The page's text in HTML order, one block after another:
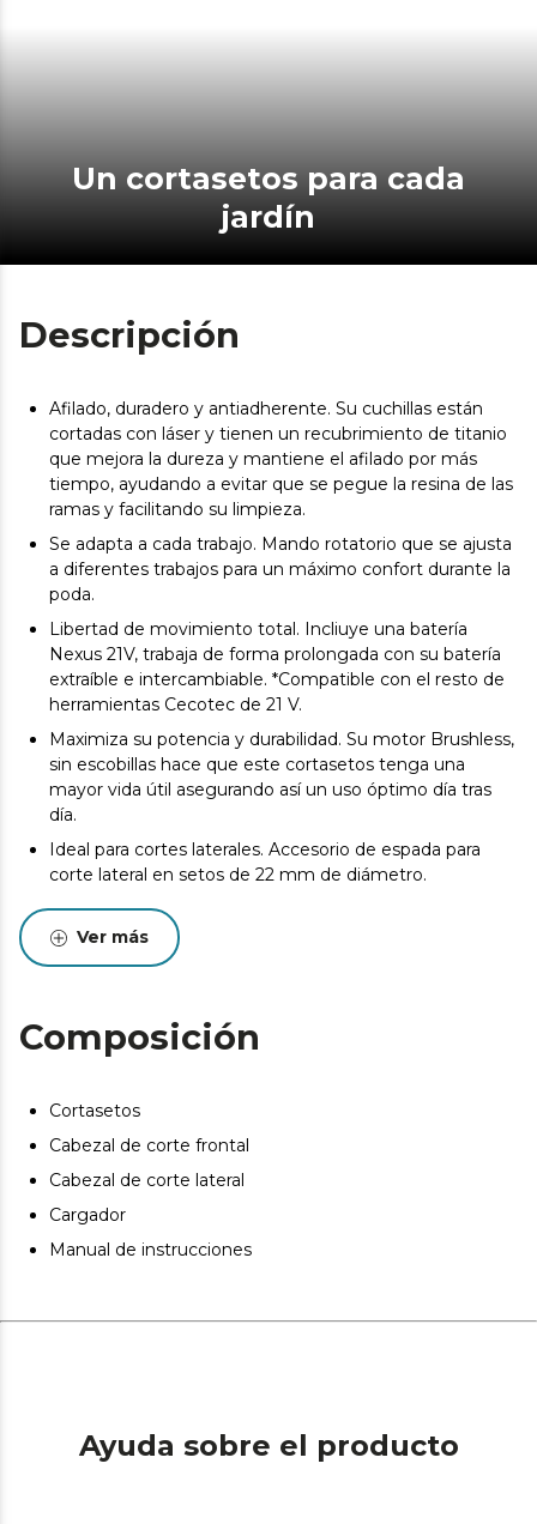
Un cortasetos para cada
jardín
Descripción
Afilado, duradero y antiadherente. Su cuchillas están
cortadas con láser y tienen un recubrimiento de titanio
que mejora la dureza y mantiene el afilado por más
tiempo, ayudando a evitar que se pegue la resina de las
ramas y facilitando su limpieza.
Se adapta a cada trabajo. Mando rotatorio que se ajusta
a diferentes trabajos para un máximo confort durante la
poda.
Libertad de movimiento total. Incliuye una batería
Nexus 21V, trabaja de forma prolongada con su batería
extraíble e intercambiable. *Compatible con el resto de
herramientas Cecotec de 21 V.
Maximiza su potencia y durabilidad. Su motor Brushless,
sin escobillas hace que este cortasetos tenga una
mayor vida útil asegurando así un uso óptimo día tras
día.
Ideal para cortes laterales. Accesorio de espada para
corte lateral en setos de 22 mm de diámetro.
Perfecto para cortes rectos. Accesorio de cuchilla
frontal de 13cm de ancho que permite realizar cortes
perfectos en hierba.
y robustos sin esfuerzo gracias a su capacidad de corte
para ramas de hasta 20 mm de diámetro.
cubierta protectora para proteger tus manos de
Ver más
Composición
Cortasetos
Cabezal de corte frontal
Cabezal de corte lateral
Cargador
Manual de instrucciones
Ayuda sobre el producto